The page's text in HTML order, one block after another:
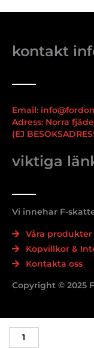
pack
kontakt
Email:
Adress: Norra
(EJ
viktiga
Vi innehar F-
Våra produkter
Köpvillkor &
Kontakta oss
Copyright © 2025